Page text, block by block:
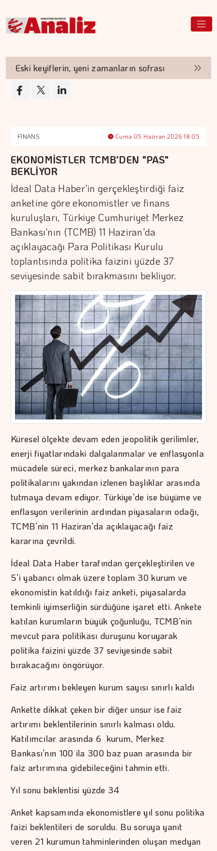
Eski keyiflerin, yeni zamanların sofrası
FİNANS Cuma 05 Haziran 2026 18:05
EKONOMİSTLER TCMB'DEN "PAS"
BEKLİYOR
İdeal Data Haber'in gerçekleştirdiği faiz
anketine göre ekonomistler ve finans
kuruluşları, Türkiye Cumhuriyet Merkez
Bankası'nın (TCMB) 11 Haziran'da
açıklayacağı Para Politikası Kurulu
toplantısında politika faizini yüzde 37
seviyesinde sabit bırakmasını bekliyor.
Küresel ölçekte devam eden jeopolitik gerilimler,
enerji fiyatlarındaki dalgalanmalar ve enflasyonla
mücadele süreci, merkez bankalarının para
politikalarını yakından izlenen başlıklar arasında
tutmaya devam ediyor. Türkiye’de ise büyüme ve
enflasyon verilerinin ardından piyasaların odağı,
TCMB’nin 11 Haziran’da açıklayacağı faiz
kararına çevrildi.
İdeal Data Haber tarafından gerçekleştirilen ve
5’i yabancı olmak üzere toplam 30 kurum ve
ekonomistin katıldığı faiz anketi, piyasalarda
temkinli iyimserliğin sürdüğüne işaret etti. Ankete
katılan kurumların büyük çoğunluğu, TCMB’nin
mevcut para politikası duruşunu koruyarak
politika faizini yüzde 37 seviyesinde sabit
bırakacağını öngörüyor.
Faiz artırımı bekleyen kurum sayısı sınırlı kaldı
Ankette dikkat çeken bir diğer unsur ise faiz
artırımı beklentilerinin sınırlı kalması oldu.
Katılımcılar arasında 6 kurum, Merkez
Bankası’nın 100 ila 300 baz puan arasında bir
faiz artırımına gidebileceğini tahmin etti.
Yıl sonu beklentisi yüzde 34
Anket kapsamında ekonomistlere yıl sonu politika
faizi beklentileri de soruldu. Bu soruya yanıt
veren 21 kurumun tahminlerinden oluşan medyan